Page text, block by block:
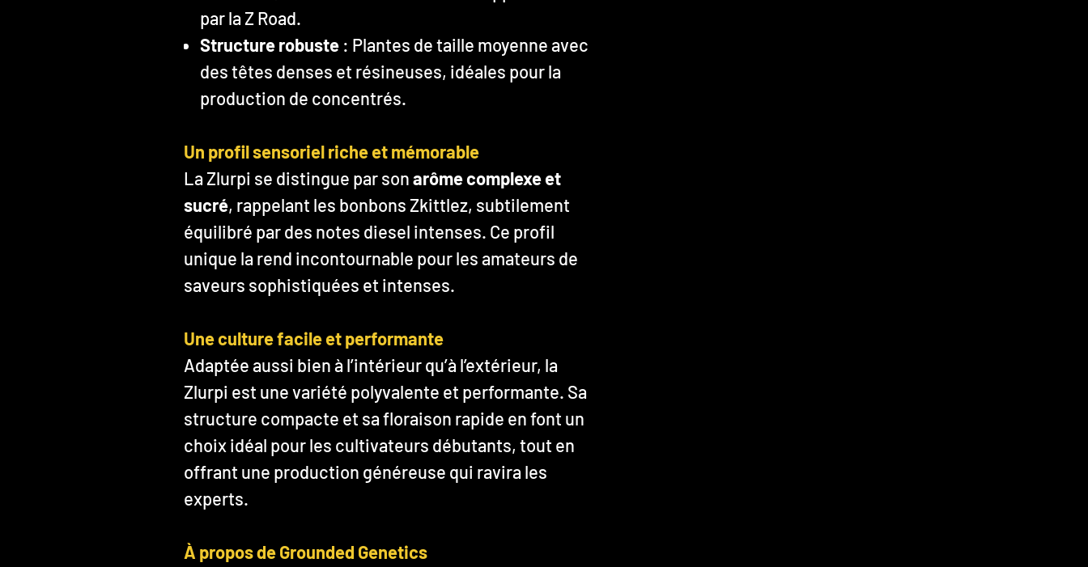
par la Z Road.
Structure robuste : Plantes de taille moyenne avec
des têtes denses et résineuses, idéales pour la
production de concentrés.
Un profil sensoriel riche et mémorable
La Zlurpi se distingue par sonarôme complexe et
sucré, rappelant les bonbons Zkittlez, subtilement
équilibré par des notes diesel intenses. Ce profil
unique la rend incontournable pour les amateurs de
saveurs sophistiquées et intenses.
Une culture facile et performante
Adaptée aussi bien à l’intérieur qu’à l’extérieur, la
Zlurpi est une variété polyvalente et performante. Sa
structure compacte et sa floraison rapide en font un
choix idéal pour les cultivateurs débutants, tout en
offrant une production généreuse qui ravira les
experts.
À propos de Grounded Genetics